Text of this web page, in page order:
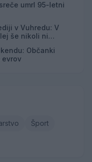
umrl 95-letni
v Vuhredu: V
še nikoli ni
Občanki
evrov
Šport